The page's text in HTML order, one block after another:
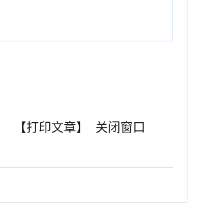
【打印文章】 关闭窗口